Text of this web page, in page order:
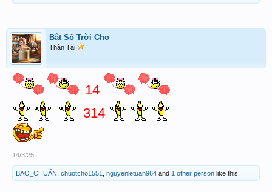
Bắt Số Trời Cho
Thần Tài
14
314
14/3/25
BAO_CHUẨN chuotcho1551 nguyenletuan964 and 1 other person like this.